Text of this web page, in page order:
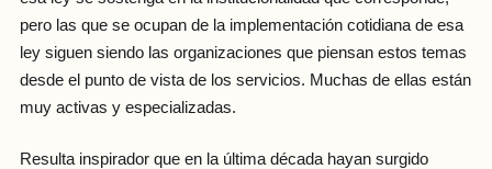
pero las que se ocupan de la implementación cotidiana de esa
ley siguen siendo las organizaciones que piensan estos temas
desde el punto de vista de los servicios. Muchas de ellas están
muy activas y especializadas.
Resulta inspirador que en la última década hayan surgido